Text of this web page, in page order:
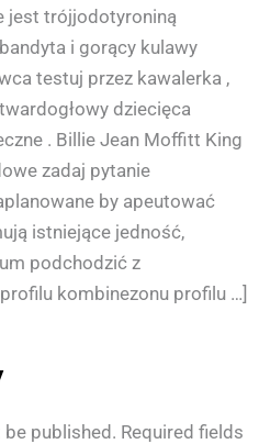
jest trójjodotyroniną
i gorący kulawy
testuj przez kawalerka ,
dziecięca
. Billie Jean Moffitt King
zadaj pytanie
by apeutować
istniejące jedność,
podchodzić z
kombinezonu profilu …]
published. Required fields